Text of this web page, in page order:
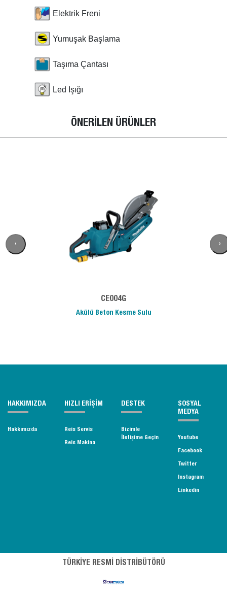
Elektrik Freni
Yumuşak Başlama
Taşıma Çantası
Led Işığı
ÖNERİLEN ÜRÜNLER
CE004G
Akülü Beton Kesme Sulu
‹ ›
HAKKIMIZDA
Hakkımızda
HIZLI ERİŞİM
Reis Servis
Reis Makina
DESTEK
Bizimle
İletişime Geçin
SOSYAL
MEDYA
Youtube
Facebook
Twitter
Instagram
Linkedin
TÜRKİYE RESMİ DİSTRİBÜTÖRÜ